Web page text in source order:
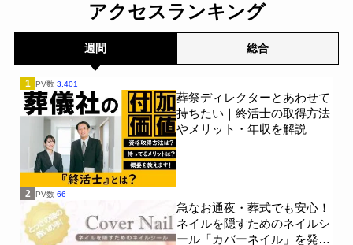
アクセスランキング
週間 総合
1 PV数 3,401
葬祭ディレクターとあわせて
持ちたい｜終活士の取得方法
やメリット・年収を解説
2 PV数 66
急なお通夜・葬式でも安心！
ネイルを隠すためのネイルシ
ール「カバーネイル」を発売